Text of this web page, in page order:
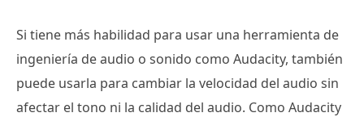
Si tiene más habilidad para usar una herramienta de
ingeniería de audio o sonido como Audacity, también
puede usarla para cambiar la velocidad del audio sin
afectar el tono ni la calidad del audio. Como Audacity